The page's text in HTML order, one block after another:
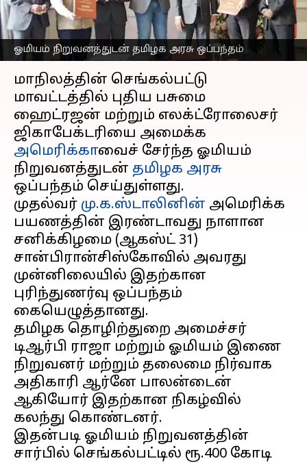
ஓமியம் நிறுவனத்துடன் தமிழக அரசு ஒப்பந்தம்
எழுதியவர் Sekar Chinnappan Sep 01, 2024 03:59 pm
செய்தி முன்னோட்டம்
மாநிலத்தின் செங்கல்பட்டு
மாவட்டத்தில் புதிய பசுமை
ஹைட்ரஜன் மற்றும் எலக்ட்ரோலைசர்
ஜிகாபேக்டரியை அமைக்க
அமெரிக்காவைச் சேர்ந்த ஓமியம்
நிறுவனத்துடன் தமிழக அரசு
ஒப்பந்தம் செய்துள்ளது.
முதல்வர் மு.க.ஸ்டாலினின் அமெரிக்க
பயணத்தின் இரண்டாவது நாளான
சனிக்கிழமை (ஆகஸ்ட் 31)
சான்பிரான்சிஸ்கோவில் அவரது
முன்னிலையில் இதற்கான
புரிந்துணர்வு ஒப்பந்தம்
கையெழுத்தானது.
தமிழக தொழிற்துறை அமைச்சர்
டிஆர்பி ராஜா மற்றும் ஓமியம் இணை
நிறுவனர் மற்றும் தலைமை நிர்வாக
அதிகாரி ஆர்னே பாலன்டைன்
ஆகியோர் இதற்கான நிகழ்வில்
கலந்து கொண்டனர்.
இதன்படி ஓமியம் நிறுவனத்தின்
சார்பில் செங்கல்பட்டில் ரூ.400 கோடி